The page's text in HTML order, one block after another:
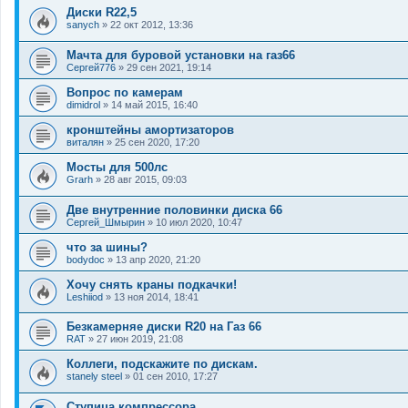
Диски R22,5
sanych » 22 окт 2012, 13:36
Мачта для буровой установки на газ66
Сергей776 » 29 сен 2021, 19:14
Вопрос по камерам
dimidrol » 14 май 2015, 16:40
кронштейны амортизаторов
виталян » 25 сен 2020, 17:20
Мосты для 500лс
Grarh » 28 авг 2015, 09:03
Две внутренние половинки диска 66
Сергей_Шмырин » 10 июл 2020, 10:47
что за шины?
bodydoc » 13 апр 2020, 21:20
Хочу снять краны подкачки!
Leshiiod » 13 ноя 2014, 18:41
Безкамерняе диски R20 на Газ 66
RAT » 27 июн 2019, 21:08
Коллеги, подскажите по дискам.
stanely steel » 01 сен 2010, 17:27